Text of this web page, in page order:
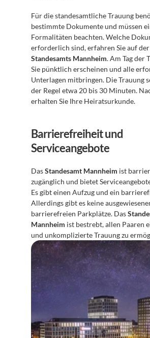
Für die standesamtliche Trauung
bestimmte Dokumente und müssen
Formalitäten beachten. Welche
Standesamts Mannheim. Am Tag der
Sie pünktlich erscheinen und alle
Unterlagen mitbringen. Die Trauung
der Regel etwa 20 bis 30 Minuten.
erhalten Sie Ihre Heiratsurkunde.
Barrierefreiheit und
Serviceangebote
Das Standesamt Mannheim ist
zugänglich und bietet
Es gibt einen Aufzug und ein
Allerdings gibt es keine
barrierefreien Parkplätze. Das
Mannheim ist bestrebt, allen Paaren
und unkomplizierte Trauung zu